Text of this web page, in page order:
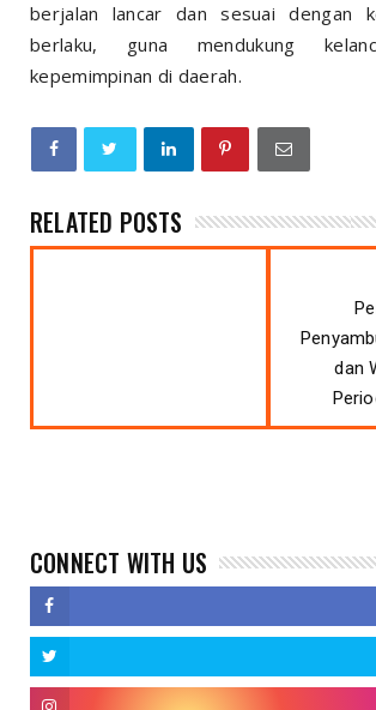
berjalan lancar dan sesuai dengan
berlaku, guna mendukung
kepemimpinan di daerah.
RELATED POSTS
dan
CONNECT WITH US